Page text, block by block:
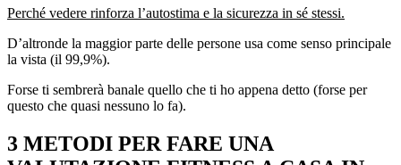
Perché vedere rinforza l’autostima e la sicurezza in sé stessi.
D’altronde la maggior parte delle persone usa come senso principale
la vista (il 99,9%).
Forse ti sembrerà banale quello che ti ho appena detto (forse per
questo che quasi nessuno lo fa).
3 METODI PER FARE UNA